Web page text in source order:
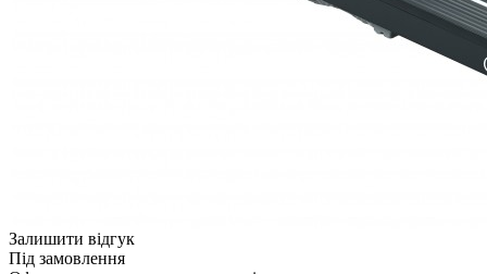
Залишити відгук
Під замовлення